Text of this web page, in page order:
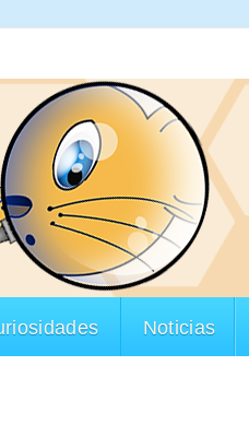
Noticias